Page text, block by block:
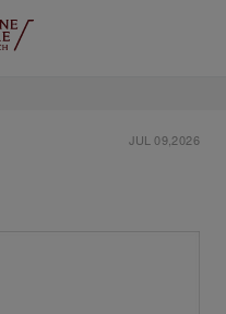
JUL 09,2026